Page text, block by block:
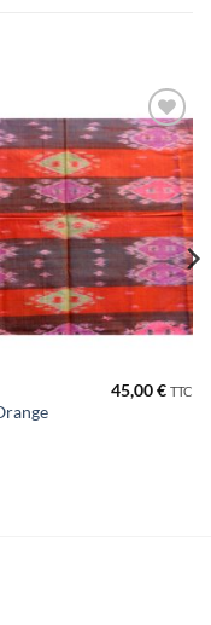
Ajouter
à la liste
de
souhaits
45,00€ TTC